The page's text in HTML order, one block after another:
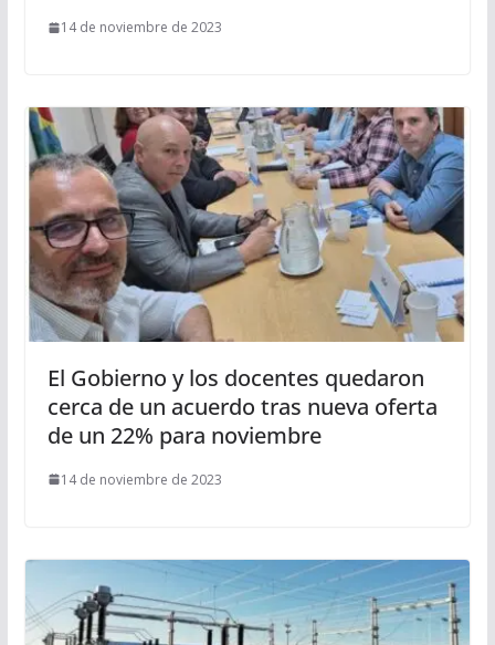
14 de noviembre de 2023
El Gobierno y los docentes quedaron
cerca de un acuerdo tras nueva oferta
de un 22% para noviembre
14 de noviembre de 2023